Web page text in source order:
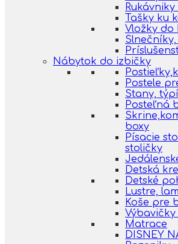
Tašky ku
Vložky do
Nábytok do izbičky
Postele
Stany,
Posteľná
boxy
Písacie
stoličky
Detská
Detské
Lustre,
Koše pre
Výbavičky
Matrace
DISNEY